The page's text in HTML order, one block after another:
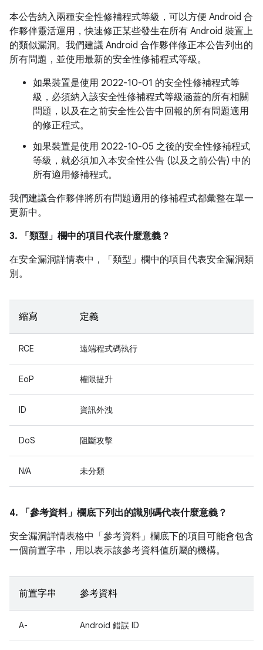
本公告納入兩種安全性修補程式等級，可以方便 Android 合
作夥伴靈活運用，快速修正某些發生在所有 Android 裝置上
的類似漏洞。我們建議 Android 合作夥伴修正本公告列出的
所有問題，並使用最新的安全性修補程式等級。
如果裝置是使用 2022-10-01 的安全性修補程式等
級，必須納入該安全性修補程式等級涵蓋的所有相關
問題，以及在之前安全性公告中回報的所有問題適用
的修正程式。
如果裝置是使用 2022-10-05 之後的安全性修補程式
等級，就必須加入本安全性公告 (以及之前公告) 中的
所有適用修補程式。
我們建議合作夥伴將所有問題適用的修補程式都彙整在單一
更新中。
3. 「類型」 欄中的項目代表什麼意義？
在安全漏洞詳情表中，「類型」 欄中的項目代表安全漏洞類
別。
縮寫 定義
RCE 遠端程式碼執行
EoP 權限提升
ID 資訊外洩
DoS 阻斷攻擊
N/A 未分類
4. 「參考資料」 欄底下列出的識別碼代表什麼意義？
安全漏洞詳情表格中「參考資料」 欄底下的項目可能會包含
一個前置字串，用以表示該參考資料值所屬的機構。
前置字串 參考資料
A- Android 錯誤 ID